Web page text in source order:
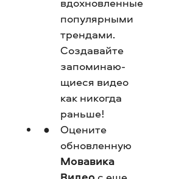
популярными
трендами.
Создавайте
запоминаю­
щиеся видео
как никогда
раньше!
Оцените
обновленную
Мовавика